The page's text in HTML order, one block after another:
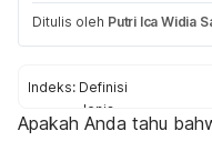
Ditulis oleh Putri Ica Widia
Indeks: Definisi
Jenis
Tips
Apakah Anda tahu